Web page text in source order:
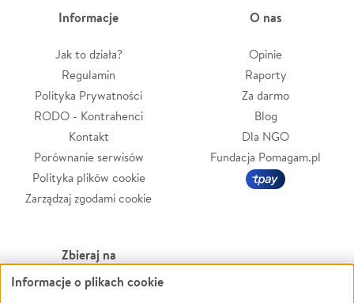
Informacje
Jak to działa?
Regulamin
Polityka Prywatności
RODO - Kontrahenci
Kontakt
Porównanie serwisów
Polityka plików cookie
Zarządzaj zgodami cookie
O nas
Opinie
Raporty
Za darmo
Blog
Dla NGO
Fundacja Pomagam.pl
Zbieraj na
Leczenie
Informacje o plikach cookie